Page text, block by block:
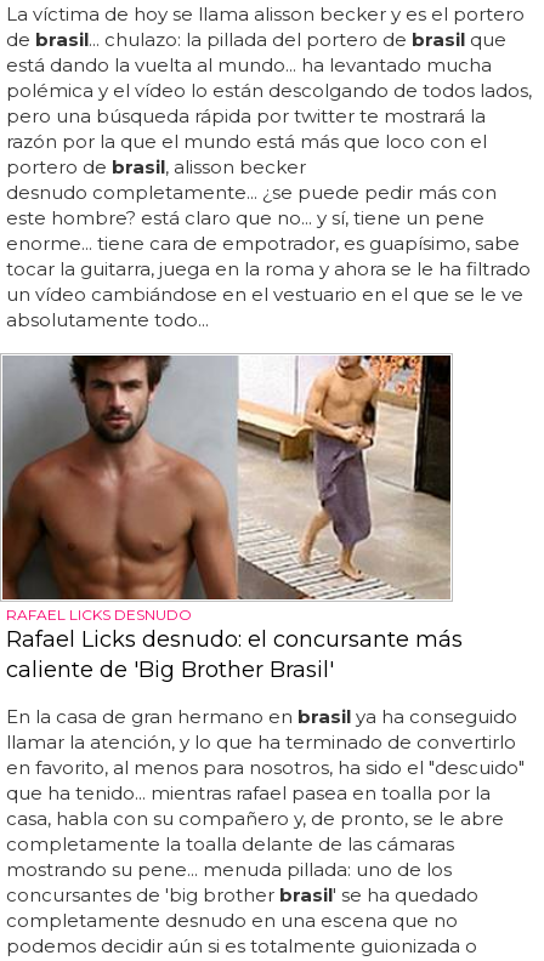
La víctima de hoy se llama alisson becker y es el portero
de brasil... chulazo: la pillada del portero de brasil que
está dando la vuelta al mundo... ha levantado mucha
polémica y el vídeo lo están descolgando de todos lados,
pero una búsqueda rápida por twitter te mostrará la
razón por la que el mundo está más que loco con el
portero de brasil, alisson becker
desnudo completamente... ¿se puede pedir más con
este hombre? está claro que no... y sí, tiene un pene
enorme... tiene cara de empotrador, es guapísimo, sabe
tocar la guitarra, juega en la roma y ahora se le ha filtrado
un vídeo cambiándose en el vestuario en el que se le ve
absolutamente todo...
RAFAEL LICKS DESNUDO
Rafael Licks desnudo: el concursante más
caliente de 'Big Brother Brasil'
En la casa de gran hermano en brasil ya ha conseguido
llamar la atención, y lo que ha terminado de convertirlo
en favorito, al menos para nosotros, ha sido el "descuido"
que ha tenido... mientras rafael pasea en toalla por la
casa, habla con su compañero y, de pronto, se le abre
completamente la toalla delante de las cámaras
mostrando su pene... menuda pillada: uno de los
concursantes de 'big brother brasil' se ha quedado
completamente desnudo en una escena que no
podemos decidir aún si es totalmente guionizada o